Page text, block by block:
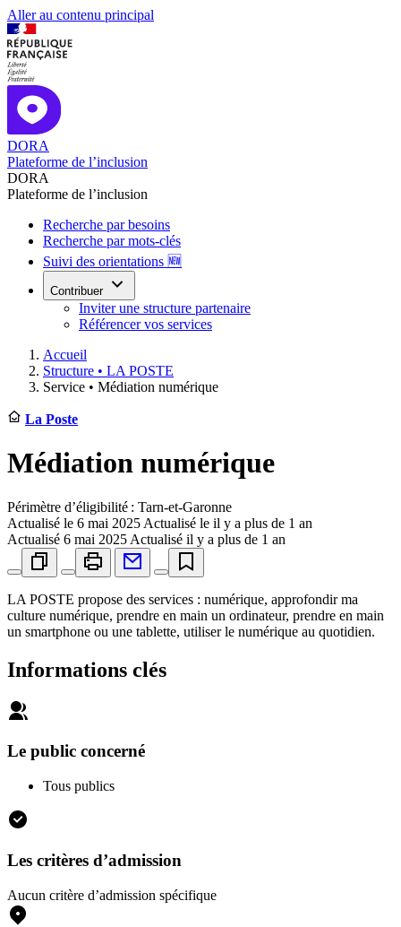
Aller au contenu principal
DORA
Plateforme de l’inclusion
DORA
Plateforme de l’inclusion
Recherche par besoins
Recherche par mots-clés
Suivi des orientations 🆕
Contribuer
Inviter une structure partenaire
Référencer vos services
Accueil
Structure • LA POSTE
Service • Médiation numérique
La Poste
Médiation numérique
Périmètre d’éligibilité : Tarn-et-Garonne
Actualisé le 6 mai 2025 Actualisé le il y a plus de 1 an
Actualisé 6 mai 2025 Actualisé il y a plus de 1 an
LA POSTE propose des services : numérique, approfondir ma
culture numérique, prendre en main un ordinateur, prendre en main
un smartphone ou une tablette, utiliser le numérique au quotidien.
Informations clés
Le public concerné
Tous publics
Les critères d’admission
Aucun critère d’admission spécifique